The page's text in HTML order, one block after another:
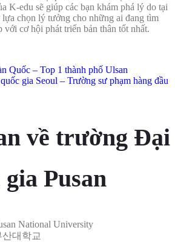
K-edu sẽ giúp các bạn khám phá lý do tại
lựa chọn lý tưởng cho những ai đang tìm
cơ hội phát triển bản thân tốt nhất.
Quốc – Top 1 thành phố Ulsan
gia Seoul – Trường sư phạm hàng đầu
về trường Đại
Pusan
National University
산대학교